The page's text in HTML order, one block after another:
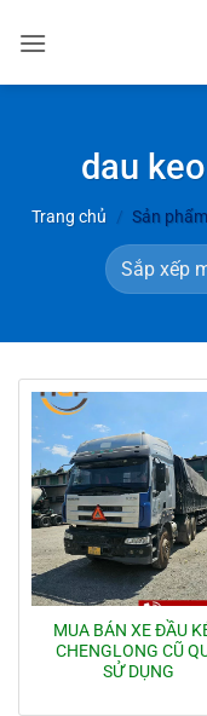
qua
dau
Trang chủ / Sản
MUA BÁN XE ĐẦU
CHENGLONG CŨ
SỬ DỤNG